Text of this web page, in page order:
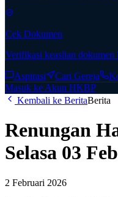
Cek Dokumen
Verifikasi keaslian
Aspirasi Cari Gereja
Masuk ke Akun HKBP
Kembali ke BeritaBerita
Renungan
Selasa 03
2 Februari 2026